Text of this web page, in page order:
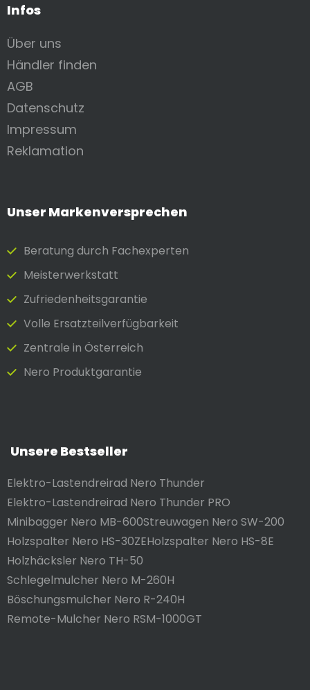
Infos
Über uns
Händler finden
AGB
Datenschutz
Impressum
Reklamation
Unser Markenversprechen
Beratung durch Fach­experten
Meister­werkstatt
Zufrieden­heits­garantie
Volle Ersatzteilverfügbarkeit
Zentrale in Österreich
Nero Produktgarantie
Unsere Bestseller
Elektro-Lastendreirad Nero Thunder
Elektro-Lastendreirad Nero Thunder PRO
Minibagger Nero MB-600Streuwagen Nero SW-200
Holzspalter Nero HS-30ZEHolzspalter Nero HS-8E
Holzhäcksler Nero TH-50
Schlegelmulcher Nero M-260H
Böschungsmulcher Nero R-240H
Remote-Mulcher Nero RSM-1000GT